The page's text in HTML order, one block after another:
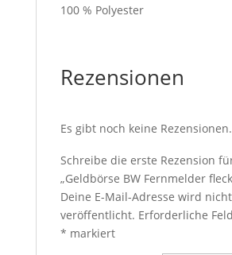
100 % Polyester
Rezensionen
Es gibt noch keine Rezensionen.
Schreibe die erste Rezension
„Geldbörse BW Fernmelder
Deine E-Mail-Adresse wird nicht
veröffentlicht. Erforderliche
* markiert